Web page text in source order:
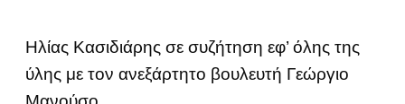
Ηλίας Κασιδιάρης σε συζήτηση εφ’ όλης της
ύλης με τον ανεξάρτητο βουλευτή Γεώργιο